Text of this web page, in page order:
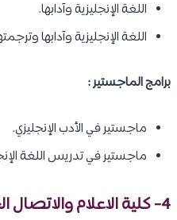
اللغة الإنجليزية وآدابها.
اللغة الإنجليزية وآدابها
برامج الماجستير :
ماجستير في الأدب الإنجليزي.
ماجستير في تدريس اللغة
4- كلية الاعلام والاتصال الجماهيري :